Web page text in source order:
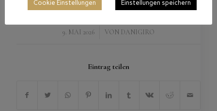
9. MAI 2026
/ VON DANIGIRO
Eintrag teilen
Cookie Einstellungen Einstellungen speichern